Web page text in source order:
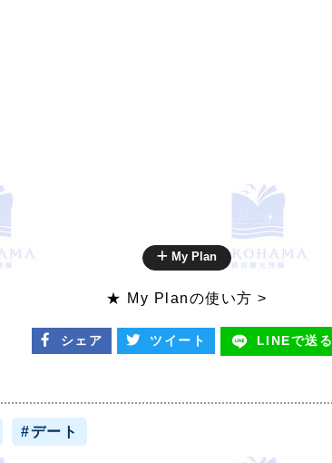
My Plan
★ My Planの使い方 >
シェア ツイート LINEで送る
#デート